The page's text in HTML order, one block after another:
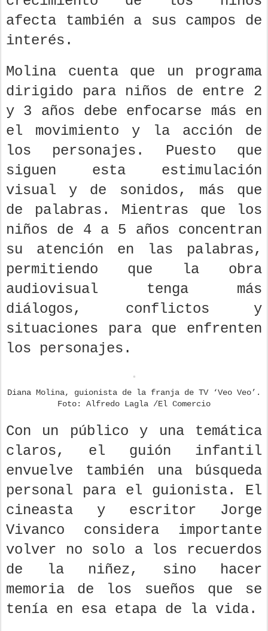
afecta también a sus campos de
interés.
Molina cuenta que un programa
dirigido para niños de entre 2
y 3 años debe enfocarse más en
el movimiento y la acción de
los personajes. Puesto que
siguen esta estimulación
visual y de sonidos, más que
de palabras. Mientras que los
niños de 4 a 5 años concentran
su atención en las palabras,
permitiendo que la obra
audiovisual tenga más
diálogos, conflictos y
situaciones para que enfrenten
los personajes.
Diana Molina, guionista de la franja de TV ‘Veo Veo’.
Foto: Alfredo Lagla /El Comercio
Con un público y una temática
claros, el guión infantil
envuelve también una búsqueda
personal para el guionista. El
cineasta y escritor Jorge
Vivanco considera importante
volver no solo a los recuerdos
de la niñez, sino hacer
memoria de los sueños que se
tenía en esa etapa de la vida.